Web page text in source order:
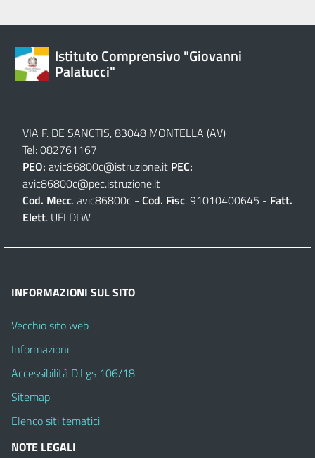
Istituto Comprensivo "Giovanni
Palatucci"
VIA F. DE SANCTIS, 83048 MONTELLA (AV)
Tel: 082761167
PEO: avic86800c@istruzione.it PEC:
avic86800c@pec.istruzione.it
Cod. Mecc. avic86800c - Cod. Fisc. 91010400645 - Fatt.
Elett. UFLDLW
INFORMAZIONI SUL SITO
Vecchio sito web
Informazioni
Accessibilità D.Lgs 106/18
Sitemap
Elenco siti tematici
NOTE LEGALI